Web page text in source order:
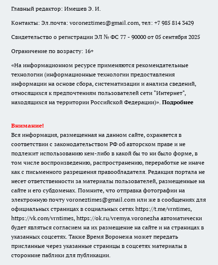
Главный редактор: Имешев Э. И.
Контакты: Эл.почта: voroneztimes@gmail.com, тел: +7 985 814 3429
Свидетельство о регистрации ЭЛ № ФС 77 - 90000 от 05 сентября 2025
Ограничение по возрасту: 16+
«На информационном ресурсе применяются рекомендательные
технологии (информационные технологии предоставления
информации на основе сбора, систематизации и анализа сведений,
относящихся к предпочтениям пользователей сети "Интернет",
находящихся на территории Российской Федерации)». Подробнее
Внимание!
Вся информация, размещенная на данном сайте, охраняется в
соответствии с законодательством РФ об авторском праве и не
подлежит использованию кем-либо в какой бы то ни было форме, в
том числе воспроизведению, распространению, переработке не иначе
как с письменного разрешения правообладателя. Редакция портала не
несет ответственности за материалы пользователей, размещенные на
сайте и его субдоменах. Помните, что отправка фотографии на
электронную почту voroneztimes@gmail.com или же в сообщениях для
официальных страницах в социальных сетях https://t.me/vrntimes,
https://vk.com/vrntimes, https://ok.ru/vremya.voronezha автоматически
будет являться согласием на их размещение на сайте и на страницах в
указанных соцсетях. Также Время Воронежа может передать
присланные через указанные страницы в соцсетях материалы в
сторонние паблики для публикации.